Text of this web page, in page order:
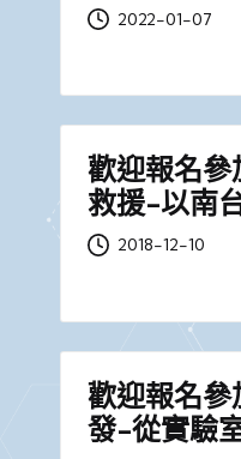
2022-01-07
歡迎報名
救援-以南
2018-12-10
歡迎報名參
發-從實驗